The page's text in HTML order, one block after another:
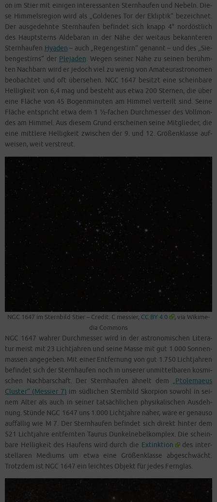
on im Stier mit eini­gen inter­es­san­ten Stern­hau­fen und Nebeln. Die­
se Him­mels­re­gi­on wird als „Gol­de­nes Tor der Eklip­tik“ bezeich­net.
Der aus­ge­dehn­te Stern­hau­fen befin­det sich knapp 4° nord­öst­lich
des Haupt­sterns Alde­ba­ran in der Nähe der weit­aus bekann­te­ren
Stern­hau­fen Hya­den – auch „Regen­ge­stirn“ genannt – und des „Sie­
ben­ge­stirns“ der Ple­ja­den. Wegen sei­ner Nähe zu sei­nen berühm­
ten Nach­barn wird er jedoch viel zu wenig von Ama­teur­as­tro­no­men
beob­ach­tet und oft über­se­hen. NGC 1647 besitzt eine schein­ba­re
Hel­lig­keit von 6,4 mag und besteht aus etwa 200 Ster­nen, die über
eine Flä­che von 45 Bogen­mi­nu­ten am Him­mel ver­teilt sind. Sei­ne
Flä­che ent­spricht etwa dem 1 ½‑fachen Durch­mes­ser des Voll­mon­
des am Him­mel. Aus die­sem Grund erschei­nen sei­ne Mit­glie­der, die
eine mitt­le­re Hel­lig­keit zwi­schen der 9. und 12. Grö­ßen­klas­se auf­
wei­sen, weit verstreut.
NGC 1647 im Stern­bild Stier – Cre­dit: C mes­sier, CC BY 4.0
, via Wiki­me­
dia Commons
NGC 1647 wah­rer Durch­mes­ser wird in der astro­no­mi­schen Lite­ra­
tur meist mit 23 Licht­jah­ren und sei­ne Mas­se mit gut 1.000 Son­nen­
mas­sen ange­ge­ben. Mit einer Ent­fer­nung von gut 1.750 Licht­jah­ren
befin­det sich der Stern­hau­fen noch in unse­rer unmit­tel­ba­ren kos­mi­
schen Nach­bar­schaft. Der Stern­hau­fen ähnelt dem „Pto­le­mae­us
Clus­ter“ (Mes­sier 7) im süd­li­chen Stern­bild Skor­pi­on sowohl in sei­
nem Alter als auch in sei­ner tat­säch­li­chen phy­si­ka­li­schen Aus­deh­
nung. Stün­de NGC 1647 uns 1.000 Licht­jah­re näher, wäre er genau­so
auf­fäl­lig wie M 7. Der Stern­hau­fen befin­det sich direkt hin­ter dem
521 Licht­jah­re ent­fern­ten Tau­rus Dun­kel­ne­bel­kom­plex. Die schein­
ba­re Hel­lig­keit des Hau­fens wird durch die Extink­ti­on
des inter­
stel­la­ren Medi­ums um etwa eine Grö­ßen­klas­se abge­schwächt.
Trotz­dem ist NGC 1647 ein leich­tes Objekt für jedes Fernglas.